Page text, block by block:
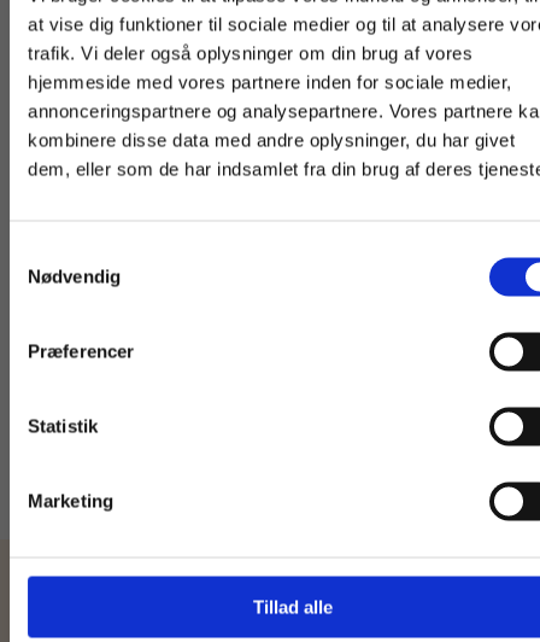
at vise dig funktioner til sociale medier og til at analysere
trafik. Vi deler også oplysninger om din brug af vores
hjemmeside med vores partnere inden for sociale medier,
annonceringspartnere og analysepartnere. Vores partnere
kombinere disse data med andre oplysninger, du har givet
dem, eller som de har indsamlet fra din brug af deres
Nødvendig
Præferencer
Statistik
Marketing
Tillad alle
Louise Ebbesen Nielsen Barbara
For privatkunder og
studerende. Du får
vist priser inkl.
For institutioner og
virksomheder. Du
får vist priser ekskl.